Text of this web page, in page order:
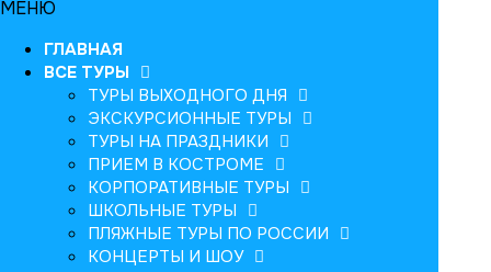
МЕНЮ
ГЛАВНАЯ
ВСЕ ТУРЫ
ТУРЫ ВЫХОДНОГО ДНЯ
ЭКСКУРСИОННЫЕ ТУРЫ
ТУРЫ НА ПРАЗДНИКИ
ПРИЕМ В КОСТРОМЕ
КОРПОРАТИВНЫЕ ТУРЫ
ШКОЛЬНЫЕ ТУРЫ
ПЛЯЖНЫЕ ТУРЫ ПО РОССИИ
КОНЦЕРТЫ И ШОУ